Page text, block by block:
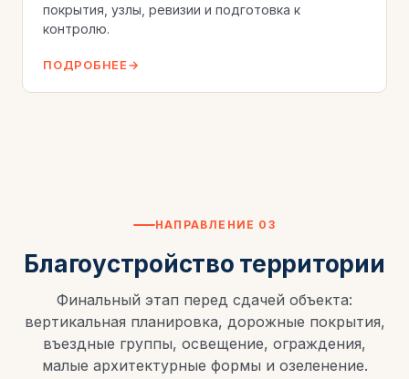
покрытия, узлы, ревизии и подготовка к
контролю.
ПОДРОБНЕЕ
НАПРАВЛЕНИЕ 03
Благоустройство территории
Финальный этап перед сдачей объекта:
вертикальная планировка, дорожные покрытия,
въездные группы, освещение, ограждения,
малые архитектурные формы и озеленение.